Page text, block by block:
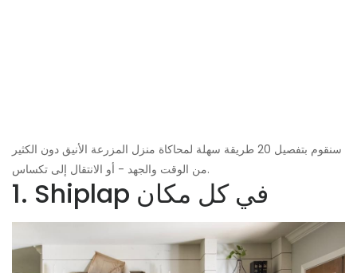
سنقوم بتفصيل 20 طريقة سهلة لمحاكاة منزل المزرعة الأنيق دون الكثير
من الوقت والجهد - أو الانتقال إلى تكساس.
1. Shiplap في كل مكان